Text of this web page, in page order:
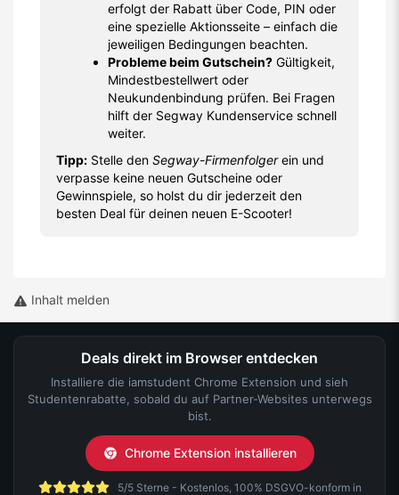
erfolgt der Rabatt über Code, PIN oder
eine spezielle Aktionsseite – einfach die
jeweiligen Bedingungen beachten.
Probleme beim Gutschein? Gültigkeit,
Mindestbestellwert oder
Neukundenbindung prüfen. Bei Fragen
hilft der Segway Kundenservice schnell
weiter.
Tipp: Stelle den Segway-Firmenfolgerein und
verpasse keine neuen Gutscheine oder
Gewinnspiele, so holst du dir jederzeit den
besten Deal für deinen neuen E-Scooter!
Inhalt melden
Deals direkt im Browser entdecken
Installiere die iamstudent Chrome Extension und sieh
Studentenrabatte, sobald du auf Partner-Websites unterwegs
bist.
Chrome Extension installieren
5/5 Sterne - Kostenlos, 100% DSGVO-konform in